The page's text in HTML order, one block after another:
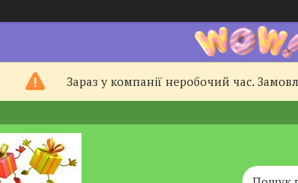
Зараз у компанії неробочий час.